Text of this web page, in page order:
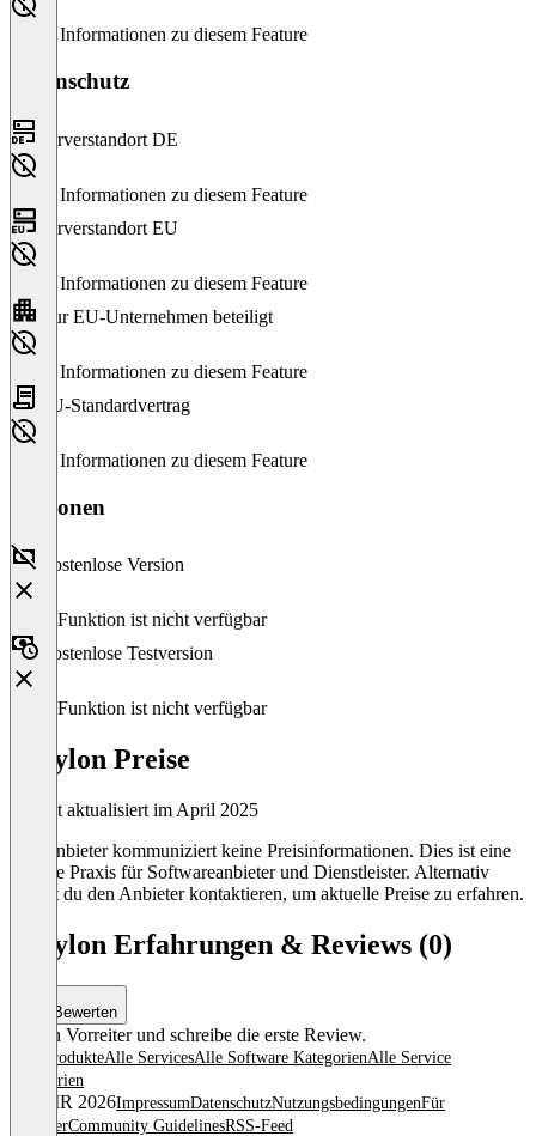
Keine Informationen zu diesem Feature
Datenschutz
Serverstandort DE
Keine Informationen zu diesem Feature
Serverstandort EU
Keine Informationen zu diesem Feature
Nur EU-Unternehmen beteiligt
Keine Informationen zu diesem Feature
EU-Standardvertrag
Keine Informationen zu diesem Feature
Versionen
Kostenlose Version
Diese Funktion ist nicht verfügbar
Kostenlose Testversion
Diese Funktion ist nicht verfügbar
Jobylon Preise
Zuletzt aktualisiert im April 2025
Der Anbieter kommuniziert keine Preisinformationen. Dies ist eine
übliche Praxis für Softwareanbieter und Dienstleister. Alternativ
kannst du den Anbieter kontaktieren, um aktuelle Preise zu erfahren.
Jobylon Erfahrungen & Reviews (0)
Bewerten
Sei ein Vorreiter und schreibe die erste Review.
Alle ProdukteAlle ServicesAlle Software KategorienAlle Service
Kategorien
© OMR 2026ImpressumDatenschutzNutzungsbedingungenFür
AnbieterCommunity GuidelinesRSS-Feed